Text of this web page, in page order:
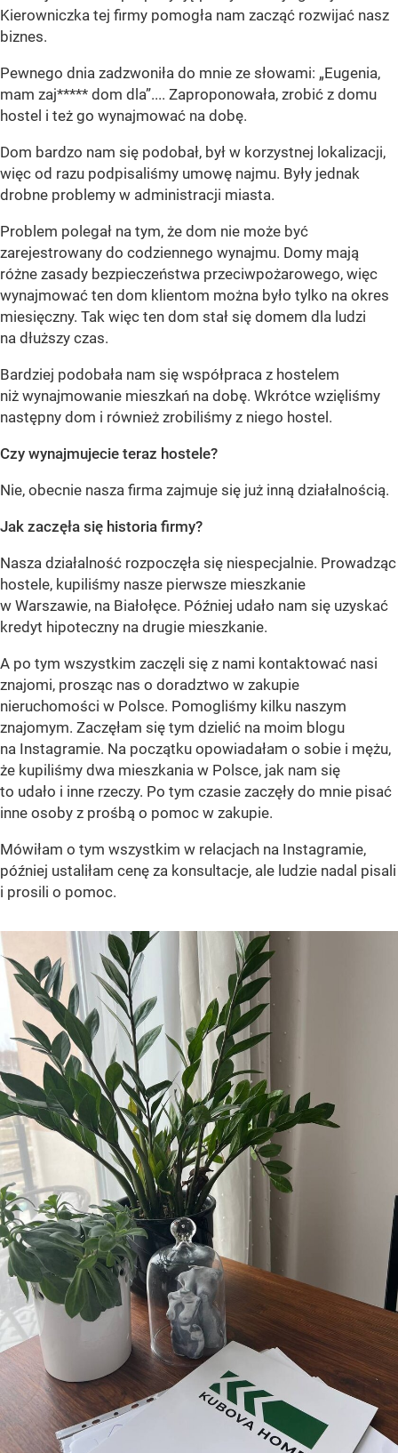
Kierowniczka tej firmy pomogła nam zacząć rozwijać nasz
biznes.
Pewnego dnia zadzwoniła do mnie ze słowami: „Eugenia,
mam zaj***** dom dla”.... Zaproponowała, zrobić z domu
hostel i też go wynajmować na dobę.
Dom bardzo nam się podobał, był w korzystnej lokalizacji,
więc od razu podpisaliśmy umowę najmu. Były jednak
drobne problemy w administracji miasta.
Problem polegał na tym, że dom nie może być
zarejestrowany do codziennego wynajmu. Domy mają
różne zasady bezpieczeństwa przeciwpożarowego, więc
wynajmować ten dom klientom można było tylko na okres
miesięczny. Tak więc ten dom stał się domem dla ludzi
na dłuższy czas.
Bardziej podobała nam się współpraca z hostelem
niż wynajmowanie mieszkań na dobę. Wkrótce wzięliśmy
następny dom i również zrobiliśmy z niego hostel.
Czy wynajmujecie teraz hostele?
Nie, obecnie nasza firma zajmuje się już inną działalnością.
Jak zaczęła się historia firmy?
Nasza działalność rozpoczęła się niespecjalnie. Prowadząc
hostele, kupiliśmy nasze pierwsze mieszkanie
w Warszawie, na Białołęce. Później udało nam się uzyskać
kredyt hipoteczny na drugie mieszkanie.
A po tym wszystkim zaczęli się z nami kontaktować nasi
znajomi, prosząc nas o doradztwo w zakupie
nieruchomości w Polsce. Pomogliśmy kilku naszym
znajomym. Zaczęłam się tym dzielić na moim blogu
na Instagramie. Na początku opowiadałam o sobie i mężu,
że kupiliśmy dwa mieszkania w Polsce, jak nam się
to udało i inne rzeczy. Po tym czasie zaczęły do mnie pisać
inne osoby z prośbą o pomoc w zakupie.
Mówiłam o tym wszystkim w relacjach na Instagramie,
później ustaliłam cenę za konsultacje, ale ludzie nadal pisali
i prosili o pomoc.